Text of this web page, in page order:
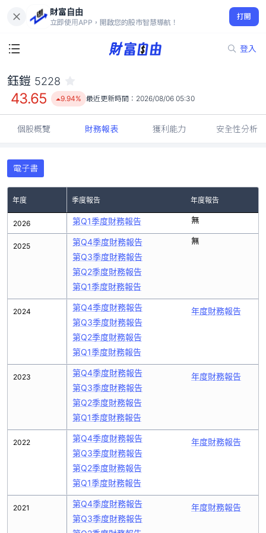
財富自由
立即使用APP，開啟您的股市智慧導航！
打開
登入
43.65
9.94%
鈺鎧 5228
43.65 9.94% 最近更新時間： 2026/08/06 05:30
個股概覽 財務報表 獲利能力 安全性分析
電子書
年度 季度報告 年度報告
2026
2025
2024
2023
2022
2021
第Q1季度財務報告 無
第Q4季度財務報告
第Q3季度財務報告
第Q2季度財務報告
第Q1季度財務報告
無
第Q4季度財務報告
第Q3季度財務報告
第Q2季度財務報告
第Q1季度財務報告
年度財務報告
第Q4季度財務報告
第Q3季度財務報告
第Q2季度財務報告
第Q1季度財務報告
年度財務報告
第Q4季度財務報告
第Q3季度財務報告
第Q2季度財務報告
第Q1季度財務報告
年度財務報告
第Q4季度財務報告
第Q3季度財務報告
年度財務報告